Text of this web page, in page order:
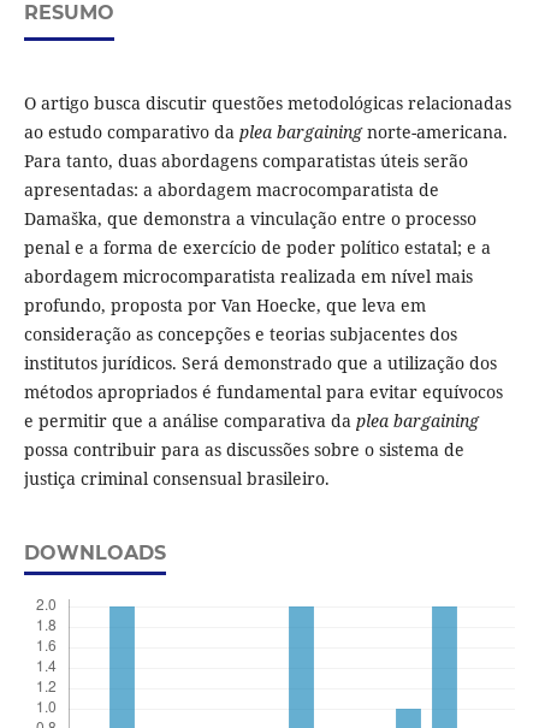
RESUMO
O artigo busca discutir questões metodológicas relacionadas
ao estudo comparativo da plea bargainingnorte-americana.
Para tanto, duas abordagens comparatistas úteis serão
apresentadas: a abordagem macrocomparatista de
Damaška, que demonstra a vinculação entre o processo
penal e a forma de exercício de poder político estatal; e a
abordagem microcomparatista realizada em nível mais
profundo, proposta por Van Hoecke, que leva em
consideração as concepções e teorias subjacentes dos
institutos jurídicos. Será demonstrado que a utilização dos
métodos apropriados é fundamental para evitar equívocos
e permitir que a análise comparativa da plea bargaining
possa contribuir para as discussões sobre o sistema de
justiça criminal consensual brasileiro.
DOWNLOADS